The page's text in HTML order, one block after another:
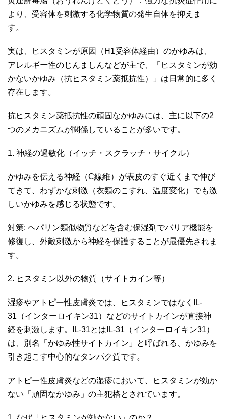
より、受容体を刺激する化学物質の発生自体を抑えま
す。
実は、ヒスタミンが原因（H1受容体経由）のかゆみは、
アレルギー性のじんましんなどが主で、「ヒスタミンが効
かないかゆみ（抗ヒスタミン薬抵抗性）」は日常的に多く
存在します。
抗ヒスタミン薬抵抗性の頑固なかゆみには、主に以下の2
つのメカニズムが関係していることが多いです。
1. 神経の過敏化（イッチ・スクラッチ・サイクル）
かゆみを伝える神経（C線維）が表皮のすぐ近くまで伸び
てきて、わずかな刺激（衣類のこすれ、温度変化）でも激
しいかゆみを感じる状態です。
対策: ヘパリン類似物質などを含む保湿剤でバリア機能を
修復し、外敵刺激から神経を保護することが最優先されま
す。
2. ヒスタミン以外の物質（サイトカイン等）
湿疹やアトピー性皮膚炎では、ヒスタミンではなくIL-
31（インターロイキン31）などのサイトカインが直接神
経を刺激します。IL-31とはIL-31（インターロイキン31）
は、別名「かゆみ性サイトカイン」と呼ばれる、かゆみを
引き起こす中心的なタンパク質です。
アトピー性皮膚炎などの湿疹において、ヒスタミンが効か
ない「頑固なかゆみ」の主犯格とされています。